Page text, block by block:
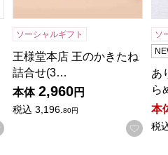
お気に入りに登録する
ソーシャルギフト
王様堂本店 王のかきたね
詰合せ(3…
本体 2,960円
税込 3,196.80円
お気
ソ
あ
ら
本
税